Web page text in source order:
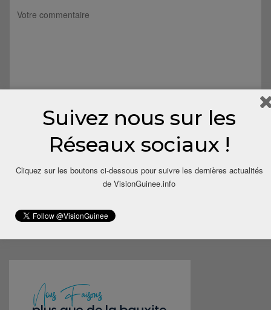
Save my name, email, and website in this browser for the next
Suivez nous sur les
Réseaux sociaux !
Cliquez sur les boutons ci-dessous pour suivre les dernières actualités
de VisionGuinee.info